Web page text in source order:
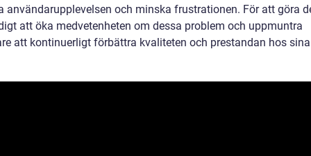
användarupplevelsen och minska frustrationen. För att göra
att öka medvetenheten om dessa problem och uppmuntra
att kontinuerligt förbättra kvaliteten och prestandan hos